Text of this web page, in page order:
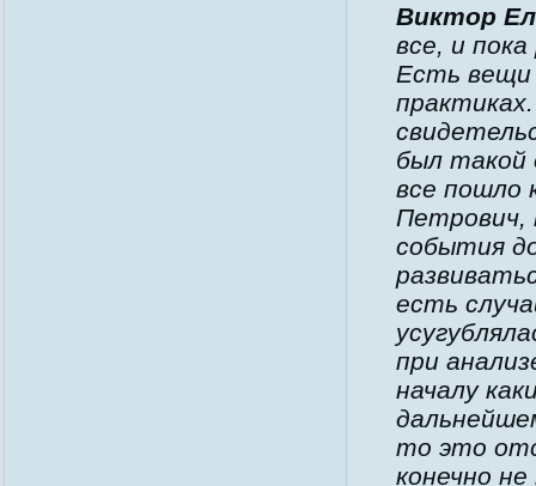
Виктор
все, и
Есть вещи
был такой
все пошло
Петрович,
события
есть
при
началу
то это
конечно